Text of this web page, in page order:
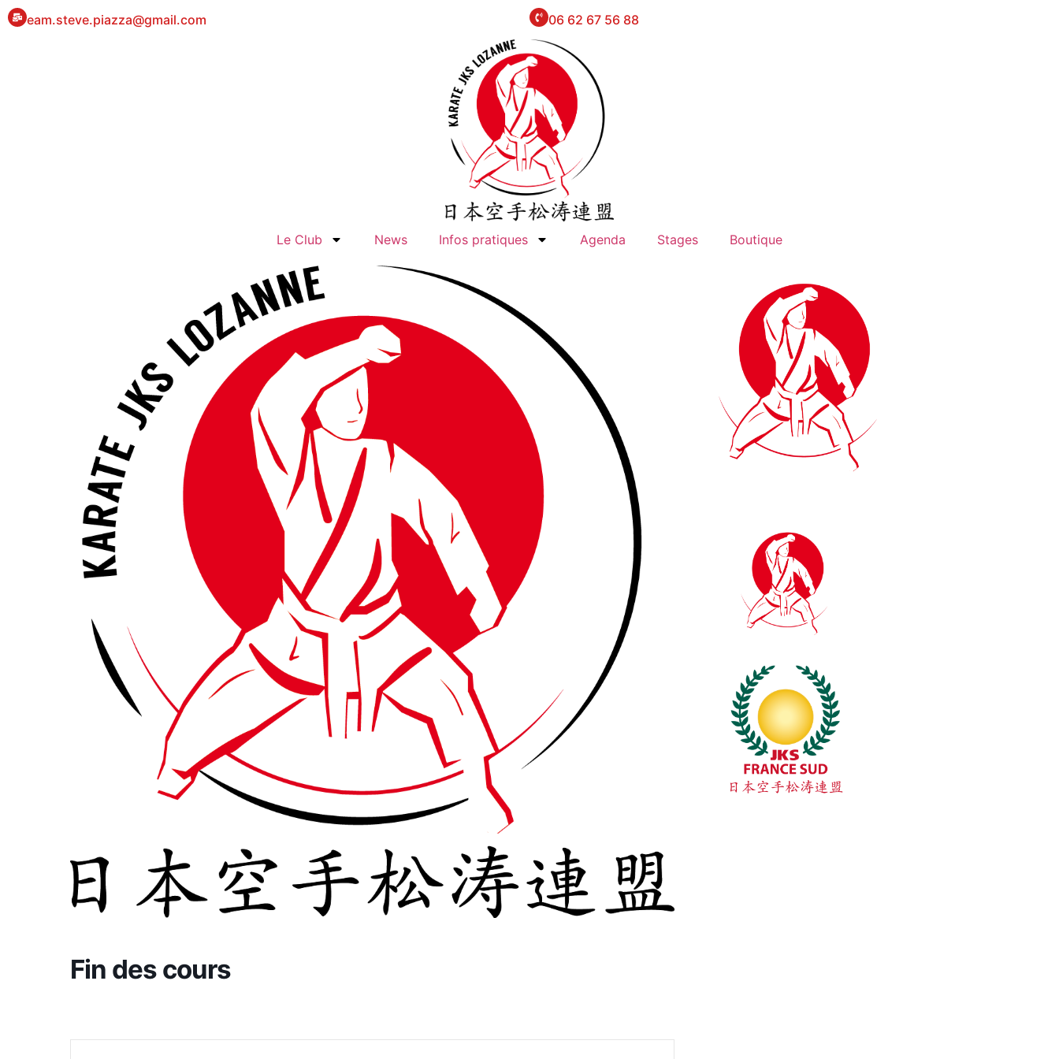
eam.steve.piazza@gmail.com 06 62 67 56 88
Le Club News Infos pratiques Agenda Stages Boutique
Fin des cours